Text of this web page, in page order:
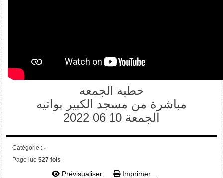
خطبة الجمعة
مباشرة من مسجد الكبير بواتيه
الجمعة 10 06 2022
Catégorie : -
Page lue 527 fois
Prévisualiser... Imprimer...